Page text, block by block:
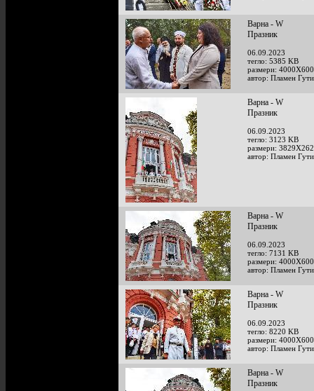
Варна - W
Празник
06.09.2023
тегло: 5385 KB
размери:
автор: Пламен
Варна - W
Празник
06.09.2023
тегло: 3123 KB
размери:
автор: Пламен
Варна - W
Празник
06.09.2023
тегло: 7131 KB
размери:
автор: Пламен
Варна - W
Празник
06.09.2023
тегло: 8220 KB
размери:
автор: Пламен
Варна - W
Празник